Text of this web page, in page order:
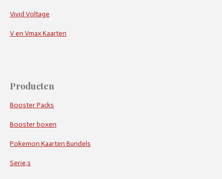
Vivid Voltage
V en Vmax Kaarten
Producten
Booster Packs
Booster boxen
Pokemon Kaarten Bundels
Serie,s